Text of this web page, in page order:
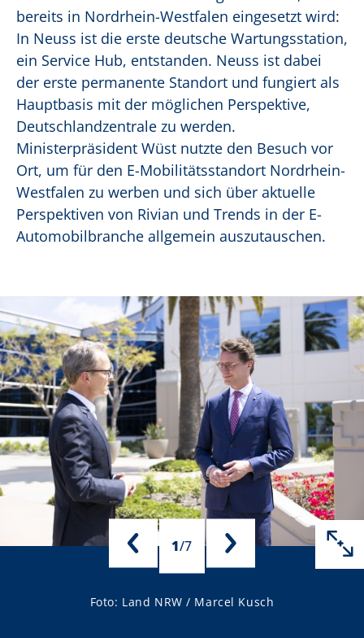
bereits in Nordrhein-Westfalen eingesetzt wird:
In Neuss ist die erste deutsche Wartungsstation,
ein Service Hub, entstanden. Neuss ist dabei
der erste permanente Standort und fungiert als
Hauptbasis mit der möglichen Perspektive,
Deutschlandzentrale zu werden.
Ministerpräsident Wüst nutzte den Besuch vor
Ort, um für den E-Mobilitätsstandort Nordrhein-
Westfalen zu werben und sich über aktuelle
Perspektiven von Rivian und Trends in der E-
Automobilbranche allgemein auszutauschen.
1/7
Foto: Land NRW / Marcel Kusch